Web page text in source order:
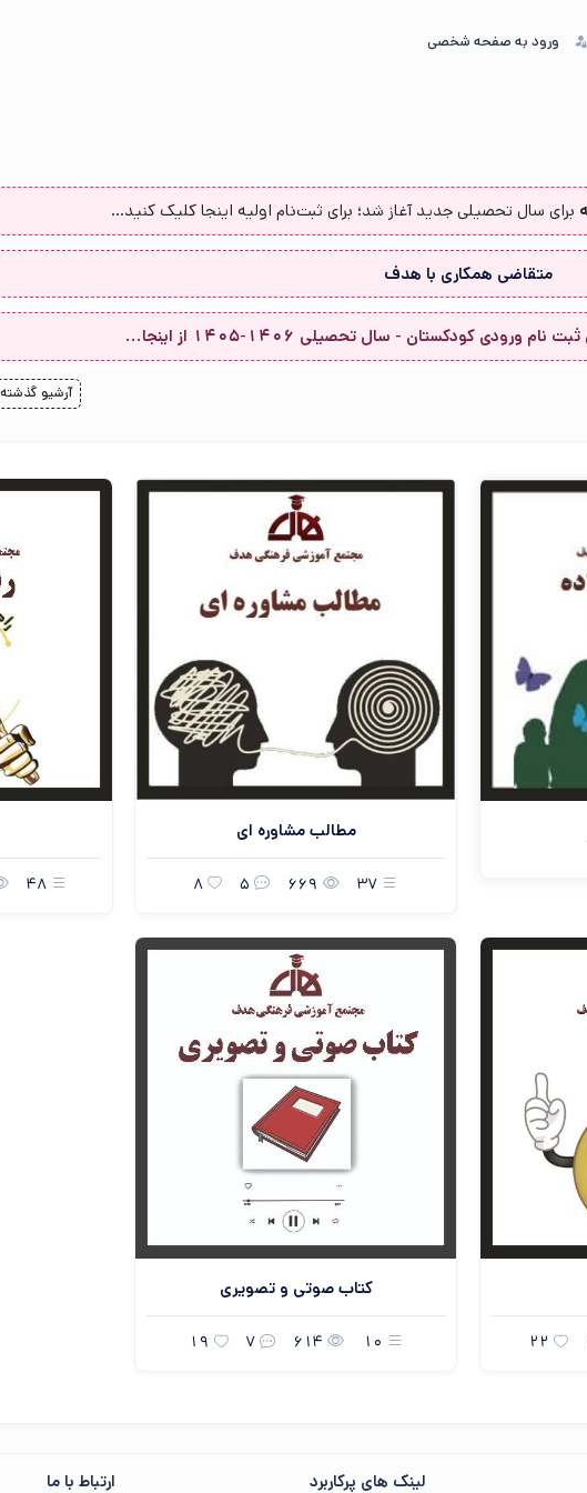
مهمان عزیز ، ☀️ صبح‌تون بخیر
در حال جمع‌وجور کردن اطلاعات...
«هر که نیکی کند، نیکی بیند.»
ورود به صفحه شخصی
برای سال تحصیلی جدید آغاز شد؛ برای ثبت‌نام اولیه اینجا کلیک کنید...
متقاضی همکاری با هدف
کودکستان - سال تحصیلی 1406-1405 از اینجا...
آرشیو گذشته
مطالب مشاوره ای
37
669
5
8
48
22
کتاب صوتی و تصویری
10
614
7
19
لینک های پرکاربرد ارتباط با ما